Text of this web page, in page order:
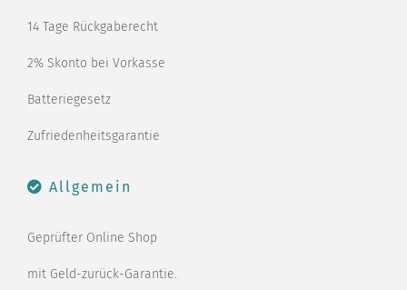
14 Tage Rückgaberecht
2% Skonto bei Vorkasse
Batteriegesetz
Zufriedenheitsgarantie
Allgemein
Geprüfter Online Shop
mit Geld-zurück-Garantie.